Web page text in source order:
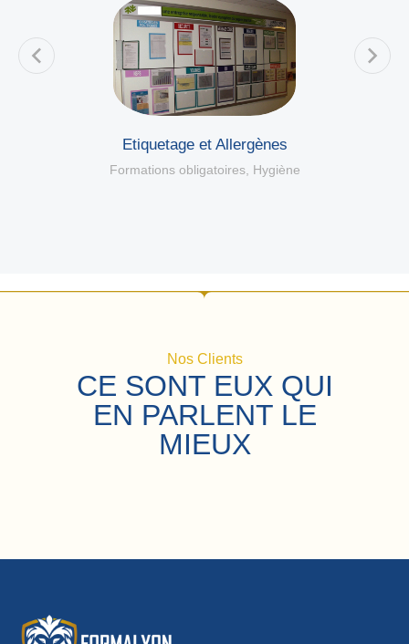
Etiquetage et Allergènes
Formations obligatoires, Hygiène
Nos Clients
CE SONT EUX QUI
EN PARLENT LE
MIEUX